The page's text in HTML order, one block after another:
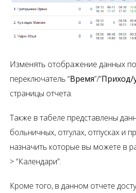
Изменять отображение данных
переключатель “Время”/”Приход/
страницы отчета.
Также в табеле представлены
больничных, отгулах, отпусках и
назначить которые вы можете в
> “Календари”.
Кроме того, в данном отчете